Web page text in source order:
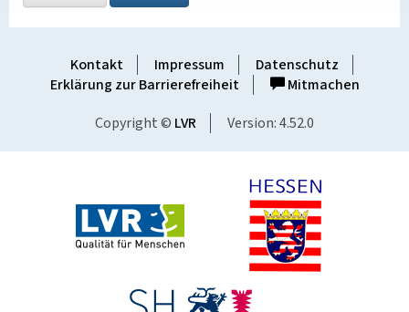
Kontakt Impressum
Datenschutz
Erklärung zur Barrierefreiheit
Mitmachen
Copyright © LVR Version: 4.52.0